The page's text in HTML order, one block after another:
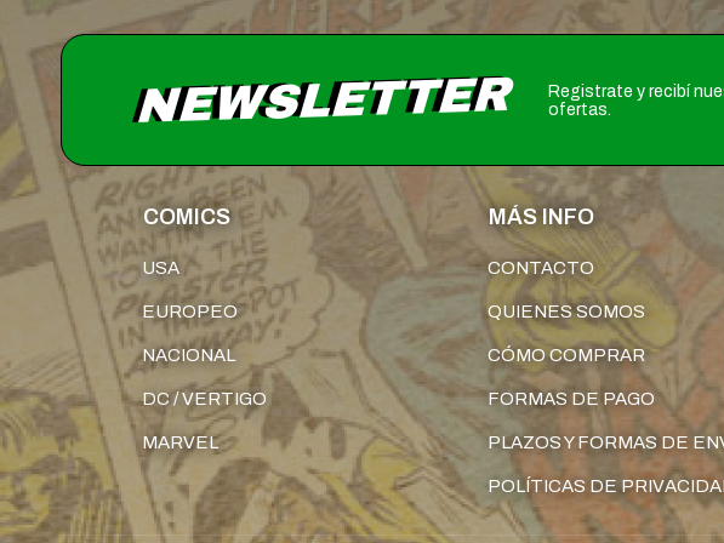
NEWSLETTER
Registrate y recibí
ofertas.
COMICS
USA
EUROPEO
NACIONAL
DC / VERTIGO
MARVEL
MÁS INFO
CONTACTO
QUIENES SOMOS
CÓMO COMPRAR
FORMAS DE PAGO
PLAZOS Y FORMAS DE
POLÍTICAS DE